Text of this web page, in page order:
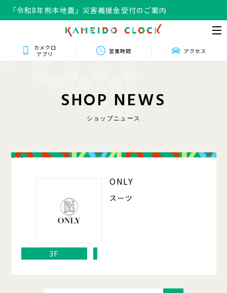
「令和8年熊本地震」災害義援金受付のご案内
カメクロ
アプリ
営業時間 アクセス
SHOP NEWS
ショップニュース
318
ONLY
スーツ
3F